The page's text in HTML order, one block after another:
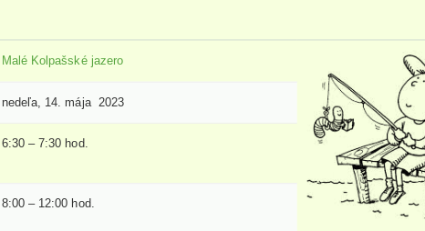
Malé Kolpašské jazero
nedeľa, 14. mája 2023
6:30 – 7:30 hod.
8:00 – 12:00 hod.